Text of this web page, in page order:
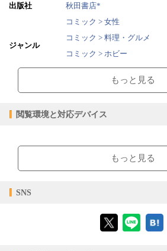
出版社
秋田書店*
ジャンル
コミック > 女性
コミック > 料理・グルメ
コミック > ホビー
コミック > ドラマ・映画・
ファイル形式
epub
もっと見る
閲覧環境と対応デバイス
ブラウザビューア・PC版ConTenDoビュー
【対応デバイス】
もっと見る
SNS